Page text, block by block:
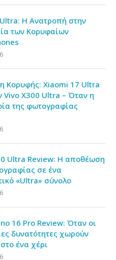
Η Ανατροπή στην
των Κορυφαίων
Κορυφής: Xiaomi 17 Ultra
Vivo X300 Ultra – Όταν η
της φωτογραφίας
Ultra Review: Η αποθέωση
σε ένα
«Ultra» σύνολο
16 Pro Review: Όταν οι
δυνατότητες χωρούν
ένα χέρι